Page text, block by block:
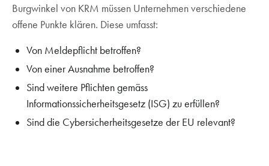
Burgwinkel von KRM müssen Unternehmen verschiedene
offene Punkte klären. Diese umfasst:
Von Meldepflicht betroffen?
Von einer Ausnahme betroffen?
Sind weitere Pflichten gemäss
Informationssicherheitsgesetz (ISG) zu erfüllen?
Sind die Cybersicherheitsgesetze der EU relevant?